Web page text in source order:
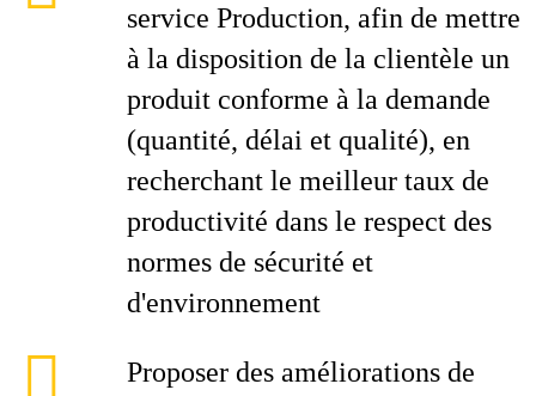
service Production, afin de mettre
à la disposition de la clientèle un
produit conforme à la demande
(quantité, délai et qualité), en
recherchant le meilleur taux de
productivité dans le respect des
normes de sécurité et
d'environnement
Proposer des améliorations de